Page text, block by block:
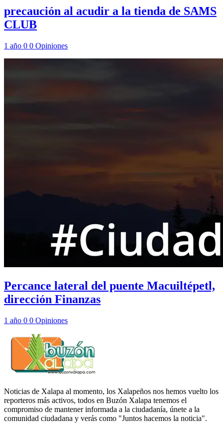
precaución al acudir a la tienda de SAMS
CLUB
1 año 0 0 Opiniones
Percance lateral del puente Macuiltépetl,
dirección Finanzas
1 año 0 0 Opiniones
Noticias de Xalapa al momento, los Xalapeños nos hemos vuelto los
reporteros más activos, todos en Buzón Xalapa tenemos el
compromiso de mantener informada a la ciudadanía, únete a la
comunidad ciudadana y verás como "Juntos hacemos la noticia".